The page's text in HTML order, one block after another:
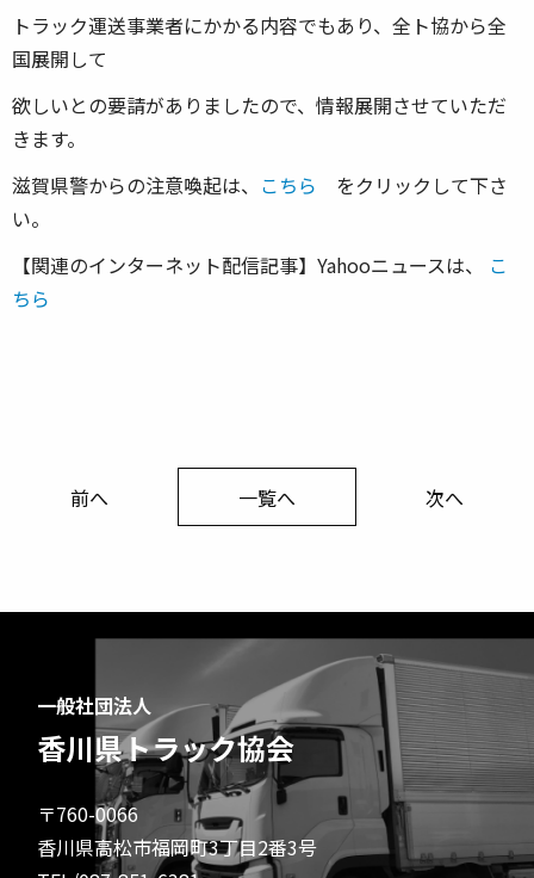
トラック運送事業者にかかる内容でもあり、全ト協から全
国展開して
欲しいとの要請がありましたので、情報展開させていただ
きます。
滋賀県警からの注意喚起は、 こちら をクリックして下さ
い。
【関連のインターネット配信記事】Yahooニュースは、 こ
ちら
前へ 一覧へ 次へ
一般社団法人
香川県トラック協会
〒760-0066
香川県高松市福岡町3丁目2番3号